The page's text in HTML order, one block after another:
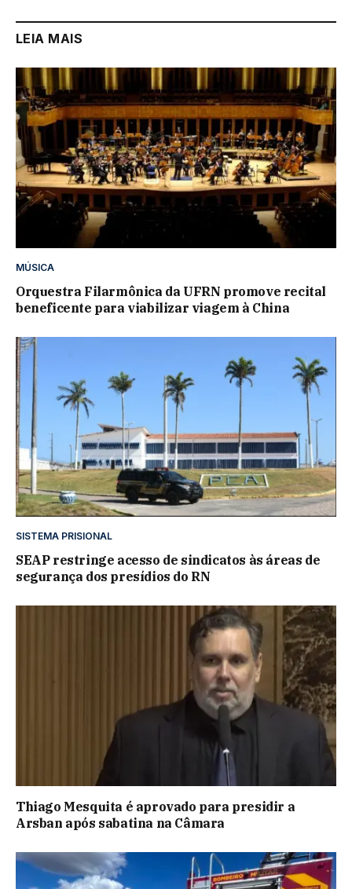
LEIA MAIS
MÚSICA
Orquestra Filarmônica da UFRN promove recital
beneficente para viabilizar viagem à China
SISTEMA PRISIONAL
SEAP restringe acesso de sindicatos às áreas de
segurança dos presídios do RN
Thiago Mesquita é aprovado para presidir a
Arsban após sabatina na Câmara